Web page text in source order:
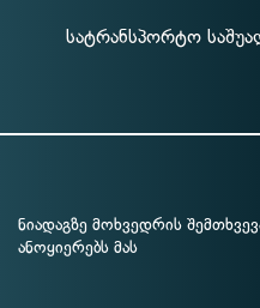
სატრანსპორტო
ნიადაგზე მოხვედრის
ანოყიერებს მას